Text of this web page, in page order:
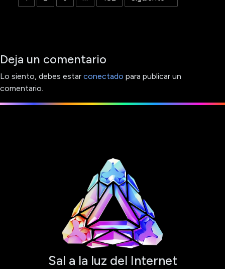
Deja un comentario
Lo siento, debes estar conectado para publicar un
comentario.
Sal a la luz del Internet